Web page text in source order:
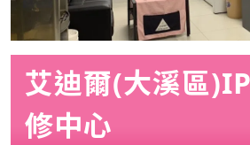
艾迪爾(大溪區
修中心